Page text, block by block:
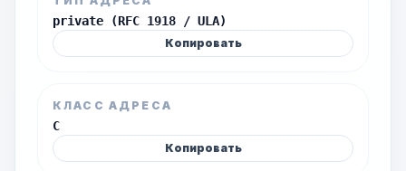
private (RFC 1918 / ULA)
Копировать
КЛАСС АДРЕСА
C
Копировать